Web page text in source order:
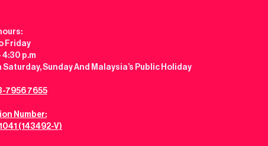
Friday
4:30 p.m
Saturday, Sunday And Malaysia’s Public Holiday
7956 7655
Number:
(143492-V)